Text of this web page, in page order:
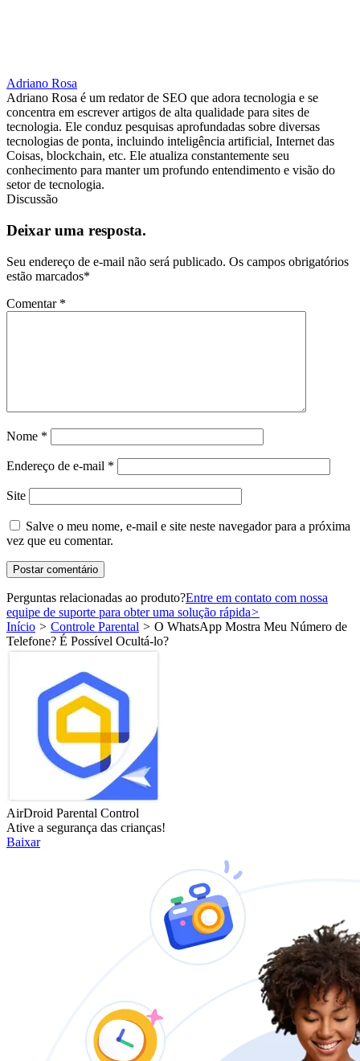
Adriano Rosa
Adriano Rosa é um redator de SEO que adora tecnologia e se
concentra em escrever artigos de alta qualidade para sites de
tecnologia. Ele conduz pesquisas aprofundadas sobre diversas
tecnologias de ponta, incluindo inteligência artificial, Internet das
Coisas, blockchain, etc. Ele atualiza constantemente seu
conhecimento para manter um profundo entendimento e visão do
setor de tecnologia.
Discussão
Deixar uma resposta.
Seu endereço de e-mail não será publicado. Os campos obrigatórios
estão marcados*
Comentar *
Nome *
Endereço de e-mail *
Site
Salve o meu nome, e-mail e site neste navegador para a próxima
vez que eu comentar.
Perguntas relacionadas ao produto?Entre em contato com nossa
equipe de suporte para obter uma solução rápida>
Início > Controle Parental > O WhatsApp Mostra Meu Número de
Telefone? É Possível Ocultá-lo?
AirDroid Parental Control
Ative a segurança das crianças!
Baixar